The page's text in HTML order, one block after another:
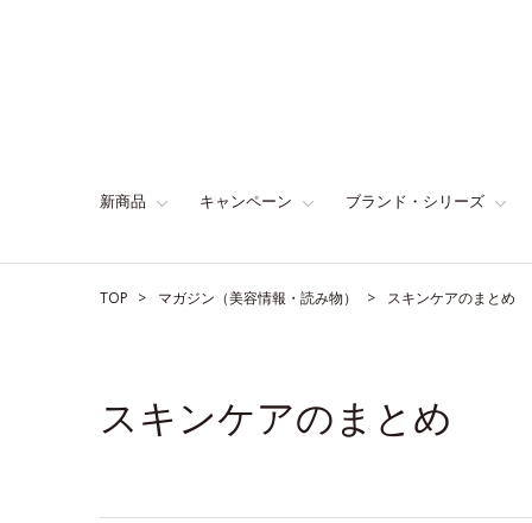
新商品 キャンペーン ブランド・シリーズ
TOP マガジン（美容情報・読み物） スキンケアのまとめ
スキンケアのまとめ